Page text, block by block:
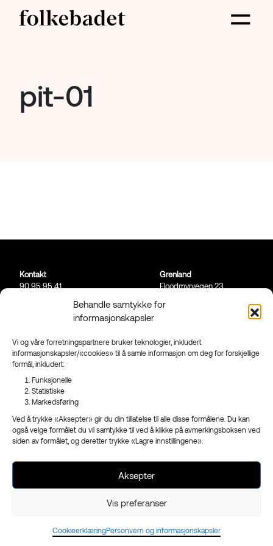
Behandle samtykke for
informasjonskapsler
Vi og våre forretningspartnere bruker teknologier, inkludert
informasjonskapsler/«cookies» til å samle informasjon om deg for forskjellige
formål, inkludert:
Funksjonelle
Statistiske
Markedsføring
Ved å trykke «Aksepter» gir du din tillatelse til alle disse formålene. Du kan
også velge formålet du vil samtykke til ved å klikke på avmerkingsboksen ved
siden av formålet, og deretter trykke «Lagre innstillingene».
Aksepter
Vis preferanser
CookieerklæringPersonvern og informasjonskapsler
pit-01
Kontakt
90 95 95 41
Grenland
Floodmyrvegen 23,
3223 Sandefjord
- en del avReklameservice